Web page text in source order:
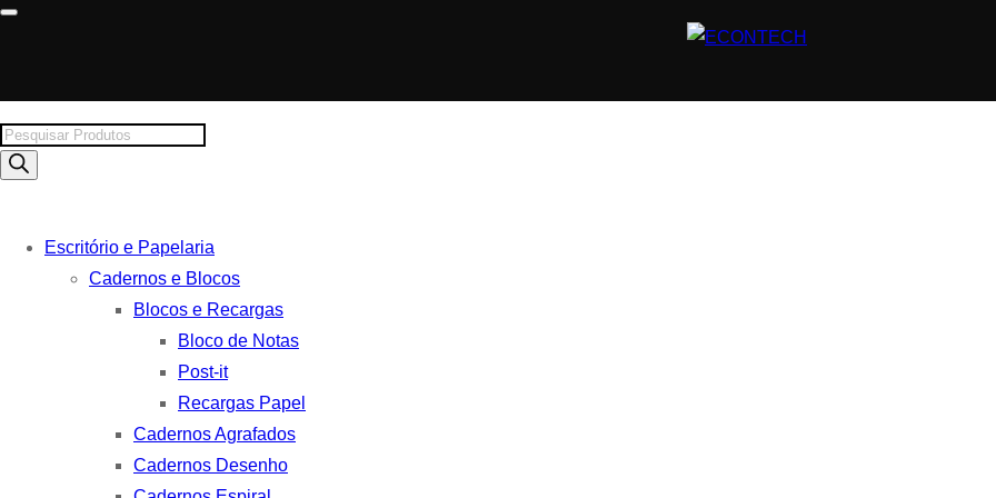
Products
search
Escritório e Papelaria
Cadernos e Blocos
Blocos e Recargas
Bloco de Notas
Post-it
Recargas Papel
Cadernos Agrafados
Cadernos Desenho